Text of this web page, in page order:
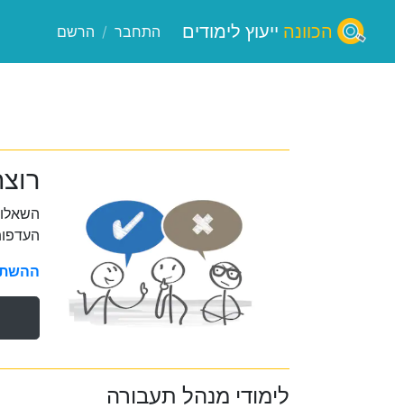
הכוונה ייעוץ לימודים התחבר / הרשם
לימודי מנהל תעבורה